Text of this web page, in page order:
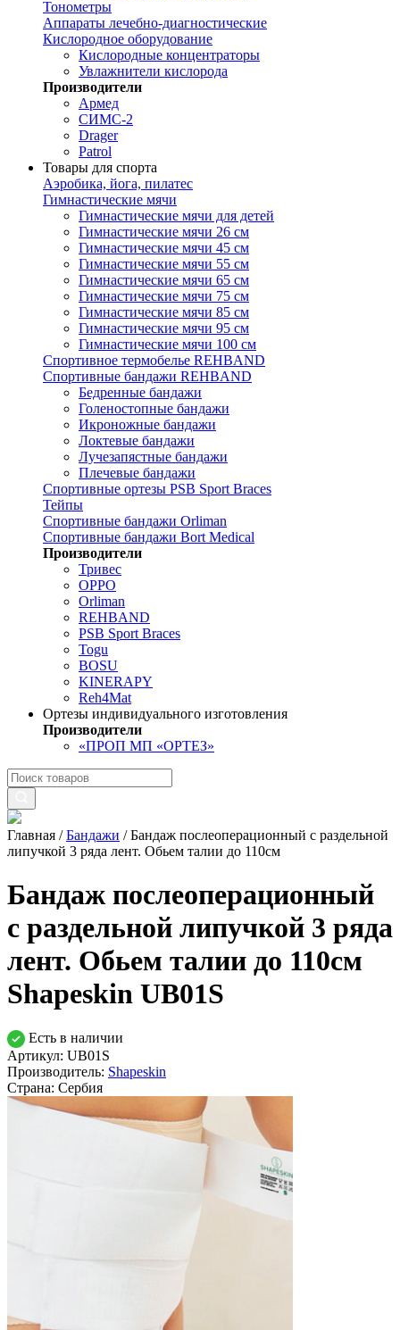
Тонометры
Аппараты лечебно-диагностические
Кислородное оборудование
Кислородные концентраторы
Увлажнители кислорода
Производители
Армед
СИМС-2
Drager
Patrol
Товары для спорта
Аэробика, йога, пилатес
Гимнастические мячи
Гимнастические мячи для детей
Гимнастические мячи 26 см
Гимнастические мячи 45 см
Гимнастические мячи 55 см
Гимнастические мячи 65 см
Гимнастические мячи 75 см
Гимнастические мячи 85 см
Гимнастические мячи 95 см
Гимнастические мячи 100 см
Спортивное термобелье REHBAND
Спортивные бандажи REHBAND
Бедренные бандажи
Голеностопные бандажи
Икроножные бандажи
Локтевые бандажи
Лучезапястные бандажи
Плечевые бандажи
Спортивные ортезы PSB Sport Braces
Тейпы
Спортивные бандажи Orliman
Спортивные бандажи Bort Medical
Производители
Тривес
OPPO
Orliman
REHBAND
PSB Sport Braces
Togu
BOSU
KINERAPY
Reh4Mat
Ортезы индивидуального изготовления
Производители
«ПРОП МП «ОРТЕЗ»
Главная /Бандажи /Бандаж послеоперационный с раздельной
липучкой 3 ряда лент. Обьем талии до 110см
Бандаж послеоперационный
с раздельной липучкой 3 ряда
лент. Обьем талии до 110см
Shapeskin UB01S
Есть в наличии
Артикул: UB01S
Производитель: Shapeskin
Страна: Сербия